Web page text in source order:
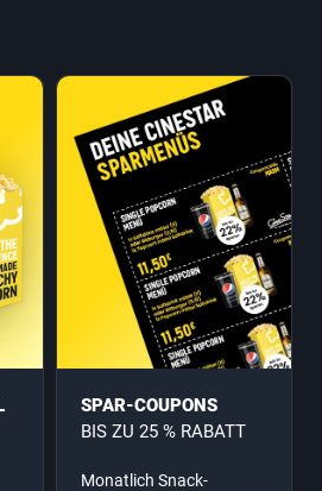
SPAR-COUPONS
BIS ZU 25 % RABATT
Monatlich Snack-